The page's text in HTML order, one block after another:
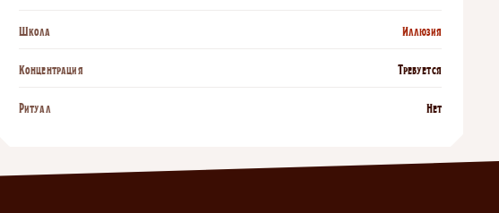
Школа Иллюзия
Концентрация Требуется
Ритуал Нет